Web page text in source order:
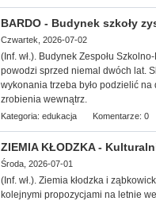
BARDO - Budynek szkoły
Czwartek, 2026-07-02
(Inf. wł.). Budynek Zespołu
powodzi sprzed niemal dwóch lat.
wykonania trzeba było podzielić
zrobienia wewnątrz.
Kategoria: edukacja Komentarze: 0
ZIEMIA KŁODZKA -
Środa, 2026-07-01
(Inf. wł.). Ziemia kłodzka i
kolejnymi propozycjami na letnie